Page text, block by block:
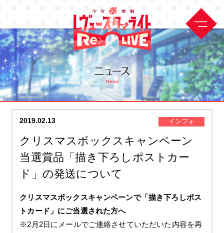
2019.02.13 インフォ
クリスマスボックスキャンペーン
当選賞品「描き下ろしポストカー
ド」の発送について
クリスマスボックスキャンペーンで「描き下ろしポス
トカード」にご当選された方へ
※2月2日にメールでご連絡させていただいた内容を再